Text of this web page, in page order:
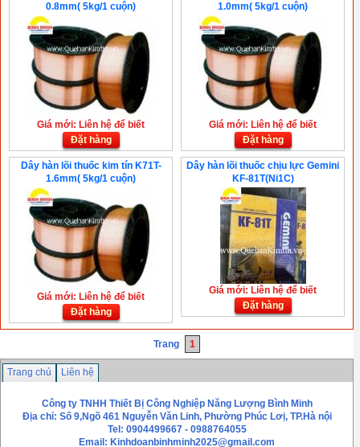
0.8mm( 5kg/1 cuộn)
Giá mới: Liên hệ để biết
Đặt hàng
1.0mm( 5kg/1 cuộn)
Giá mới: Liên hệ để biết
Đặt hàng
Dây hàn lõi thuốc kim tín K71T-
1.6mm( 5kg/1 cuộn)
Giá mới: Liên hệ để biết
Đặt hàng
Dây hàn lõi thuốc chịu lực Gemini
KF-81T(Ni1C)
Giá mới: Liên hệ để biết
Đặt hàng
Trang 1
Trang chủ Liên hệ
Công ty TNHH Thiết Bị Công Nghiệp Năng Lượng Bình Minh
Địa chỉ: Số 9,Ngõ 461 Nguyễn Văn Linh, Phường Phúc Lơị, TP.Hà nội
Tel: 0904499667 - 0988764055
Email: Kinhdoanbinhminh2025@gmail.com